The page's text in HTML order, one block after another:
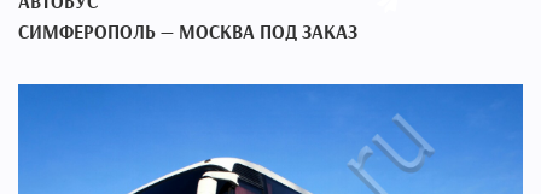
СИМФЕРОПОЛЬ — МОСКВА ПОД ЗАКАЗ